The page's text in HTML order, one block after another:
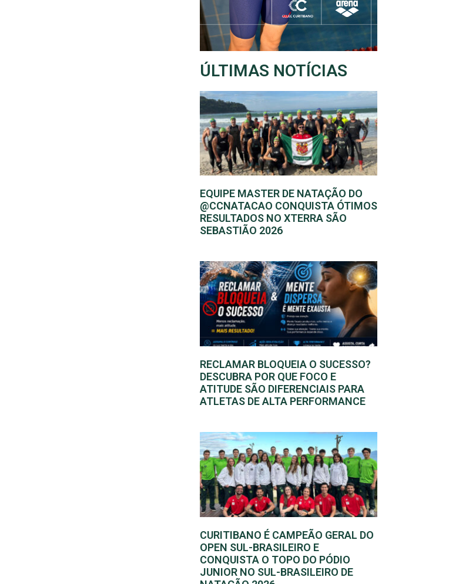
ÚLTIMAS NOTÍCIAS
EQUIPE MASTER DE NATAÇÃO DO
@CCNATACAO CONQUISTA ÓTIMOS
RESULTADOS NO XTERRA SÃO
SEBASTIÃO 2026
RECLAMAR BLOQUEIA O SUCESSO?
DESCUBRA POR QUE FOCO E
ATITUDE SÃO DIFERENCIAIS PARA
ATLETAS DE ALTA PERFORMANCE
CURITIBANO É CAMPEÃO GERAL DO
OPEN SUL-BRASILEIRO E
CONQUISTA O TOPO DO PÓDIO
JUNIOR NO SUL-BRASILEIRO DE